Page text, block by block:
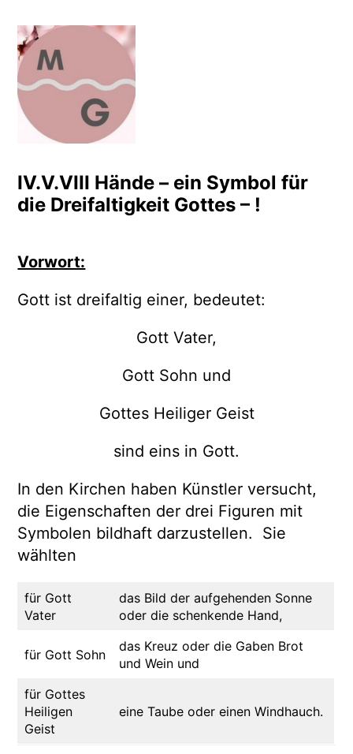
Zum
Inhalt
springen
Meditation Bauer Busche
Leben einfach? Einfach leben!
IV.V.VIII Hände – ein Symbol für
die Dreifaltigkeit Gottes – !
Vorwort:
Gott ist dreifaltig einer, bedeutet:
Gott Vater,
Gott Sohn und
Gottes Heiliger Geist
sind eins in Gott.
In den Kirchen haben Künstler versucht,
die Eigenschaften der drei Figuren mit
Symbolen bildhaft darzustellen. Sie
wählten
für Gott
Vater
das Bild der aufgehenden Sonne
oder die schenkende Hand,
für Gott Sohn
das Kreuz oder die Gaben Brot
und Wein und
für Gottes
Heiligen
Geist
eine Taube oder einen Windhauch.